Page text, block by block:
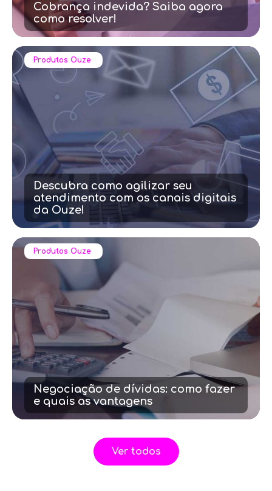
Cobrança indevida? Saiba agora
como resolver!
Produtos Ouze
Descubra como agilizar seu
atendimento com os canais digitais
da Ouze!
Produtos Ouze
Negociação de dívidas: como fazer
e quais as vantagens
Ver todos